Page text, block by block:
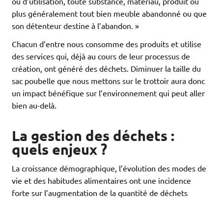
plus généralement tout bien meuble abandonné ou que
son détenteur destine à l’abandon. »
Chacun d’entre nous consomme des produits et utilise
des services qui, déjà au cours de leur processus de
création, ont généré des déchets. Diminuer la taille du
sac poubelle que nous mettons sur le trottoir aura donc
un impact bénéfique sur l’environnement qui peut aller
bien au-delà.
La gestion des déchets :
quels enjeux ?
La croissance démographique, l’évolution des modes de
vie et des habitudes alimentaires ont une incidence
forte sur l’augmentation de la quantité de déchets